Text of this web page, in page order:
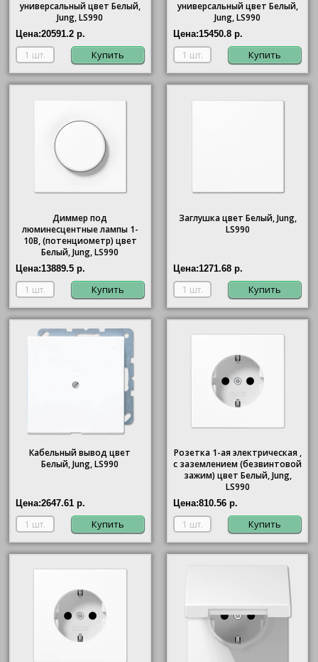
универсальный цвет Белый,
Jung, LS990
Цена:20591.2 р.
Купить
универсальный цвет Белый,
Jung, LS990
Цена:15450.8 р.
Купить
Диммер под
люминесцентные лампы 1-
10В, (потенциометр) цвет
Белый, Jung, LS990
Цена:13889.5 р.
Купить
Заглушка цвет Белый, Jung,
LS990
Цена:1271.68 р.
Купить
Кабельный вывод цвет
Белый, Jung, LS990
Цена:2647.61 р.
Купить
Розетка 1-ая электрическая ,
с заземлением (безвинтовой
зажим) цвет Белый, Jung,
LS990
Цена:810.56 р.
Купить